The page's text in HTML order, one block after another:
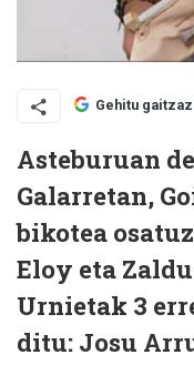
Gehitu
Asteburuan
Galarretan,
bikotea
Eloy eta
Urnietak 3
ditu: Josu